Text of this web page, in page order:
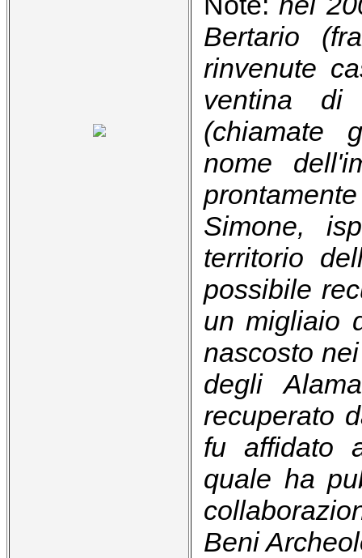
Bertario
rinvenute
ventina di
(chiamate
nome
Simone,
territorio
possibile
un migliaio
nascosto
degli
recuperato
fu affidato
quale ha
Beni